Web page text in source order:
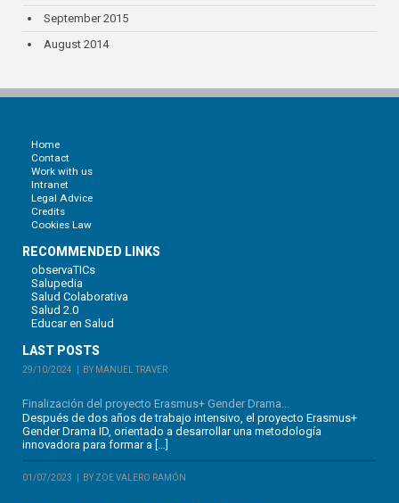
September 2015
August 2014
Home
Contact
Work with us
Intranet
Legal Advice
Credits
Cookies Law
RECOMMENDED LINKS
observaTICs
Salupedia
Salud Colaborativa
Salud 2.0
Educar en Salud
LAST POSTS
29/10/2024 BY MANUEL TRAVER
Finalización del proyecto Erasmus+ Gender Drama...
Después de dos años de trabajo intensivo, el proyecto Erasmus+
Gender Drama ID, orientado a desarrollar una metodología
innovadora para formar a […]
01/07/2023 BY ZOE VALERO RAMÓN